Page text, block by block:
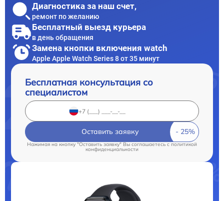
Диагностика за наш счет,
ремонт по желанию
Бесплатный выезд курьера
в день обращения
Замена кнопки включения watch
Apple Apple Watch Series 8 от 35 минут
Бесплатная консультация со
специалистом
Оставить заявку
Нажимая на кнопку "Оставить заявку" Вы соглашаетесь cполитикой
конфиденциальности